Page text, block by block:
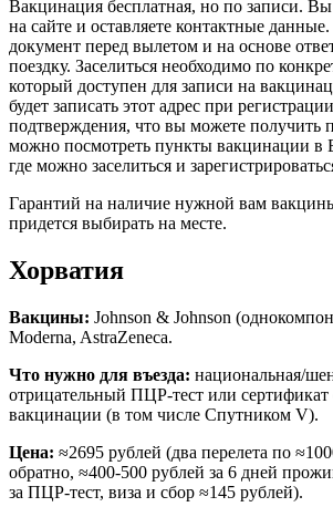
Вакцинация бесплатная, но по записи. Вы
на сайте и оставляете контактные
документ перед вылетом и на основе
поездку. Заселиться необходимо по
который доступен для записи на
будет записать этот адрес при
подтверждения, что вы можете получить
можно посмотреть пункты вакцинации в
где можно заселиться и
Гарантий на наличие нужной вам
придется выбирать на месте.
Хорватия
Вакцины: Johnson & Johnson
Moderna, AstraZeneca.
Что нужно для въезда: национальная/
отрицательный ПЦР-тест или
вакцинации (в том числе Спутником V).
Цена: ≈2695 рублей (два перелета по
обратно, ≈400-500 рублей за 6 дней
за ПЦР-тест, виза и сбор ≈145 рублей).